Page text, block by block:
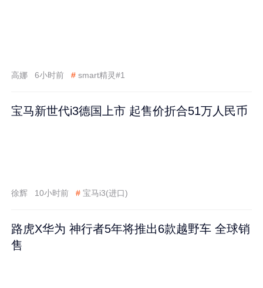
高娜 6小时前 # smart精灵#1
宝马新世代i3德国上市 起售价折合51万人民币
徐辉 10小时前 # 宝马i3(进口)
路虎X华为 神行者5年将推出6款越野车 全球销
售